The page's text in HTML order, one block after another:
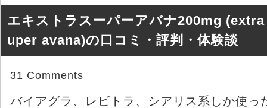
エキストラスーパーアバナ200mg
uper avana)の口コミ・評判・体験談
31 Comments
バイアグラ、レビトラ、シアリス系しか使っ